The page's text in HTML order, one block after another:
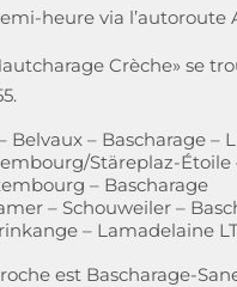
heure via l’autoroute
Crèche» se
Belvaux – Bascharage –
Stäreplaz-Étoile
– Bascharage
– Schouweiler –
– Lamadelaine
est Bascharage-